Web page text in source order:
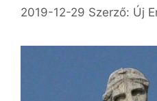
2019-12-29 Szerző: Új